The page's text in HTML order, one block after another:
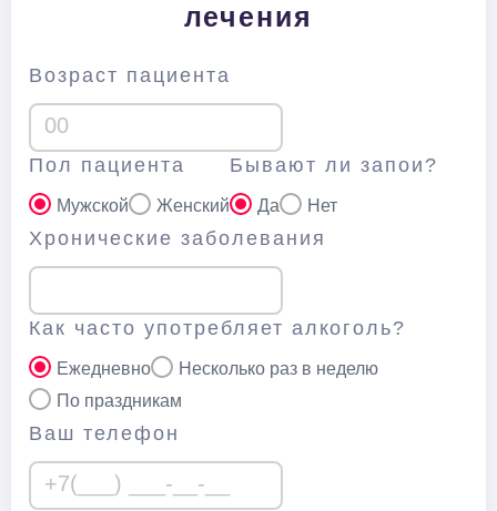
лечения
Возраст пациента
Пол пациента
Мужской Женский
Бывают ли запои?
Да Нет
Хронические заболевания
Как часто употребляет алкоголь?
Ежедневно
Несколько раз в неделю
По праздникам
Ваш телефон